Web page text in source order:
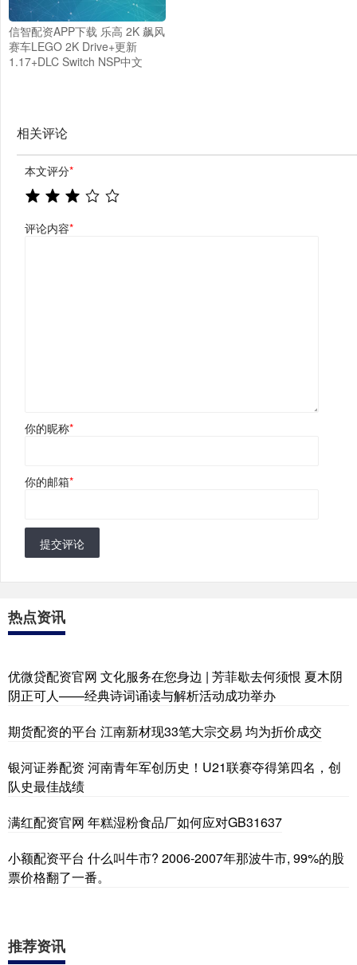
信智配资APP下载 乐高 2K 飙风
赛车LEGO 2K Drive+更新
1.17+DLC Switch NSP中文
相关评论
本文评分*
评论内容*
你的昵称*
你的邮箱*
提交评论
热点资讯
优微贷配资官网 文化服务在您身边 | 芳菲歇去何须恨 夏木阴
阴正可人——经典诗词诵读与解析活动成功举办
期货配资的平台 江南新材现33笔大宗交易 均为折价成交
银河证券配资 河南青年军创历史！U21联赛夺得第四名，创
队史最佳战绩
满红配资官网 年糕湿粉食品厂如何应对GB31637
小额配资平台 什么叫牛市? 2006-2007年那波牛市, 99%的股
票价格翻了一番。
推荐资讯